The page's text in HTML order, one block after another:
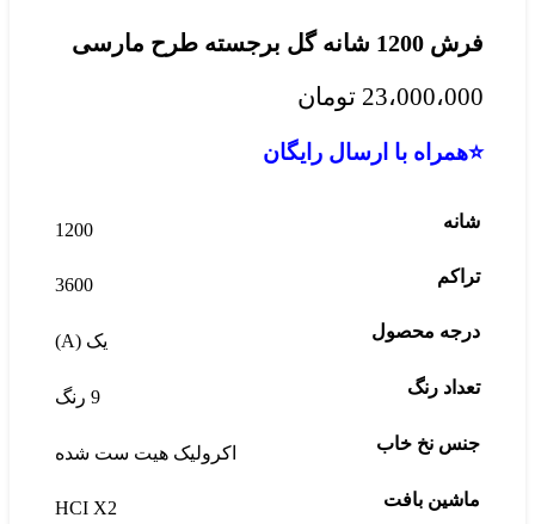
فرش 1200 شانه گل برجسته طرح مارسی
23،000،000 تومان
⭐همراه با ارسال رایگان
شانه 1200
تراکم 3600
درجه محصول یک (A)
تعداد رنگ 9 رنگ
جنس نخ خاب اکرولیک هیت ست شده
ماشین بافت HCI X2